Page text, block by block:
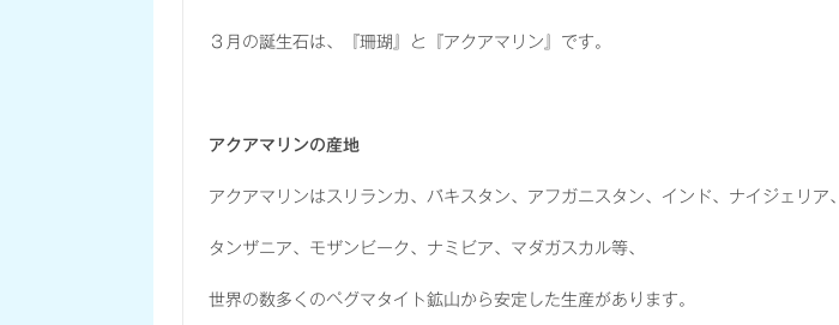
３月の誕生石は、『珊瑚』と『アクアマリン』です。
アクアマリンの産地
アクアマリンはスリランカ、パキスタン、アフガニスタン、インド、ナイジェリア、
タンザニア、モザンビーク、ナミビア、マダガスカル等、
世界の数多くのペグマタイト鉱山から安定した生産があります。